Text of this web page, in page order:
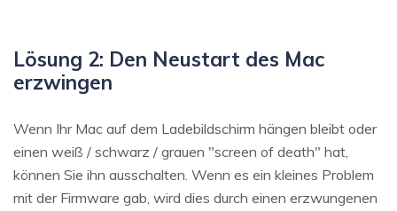
Lösung 2: Den Neustart des Mac
erzwingen
Wenn Ihr Mac auf dem Ladebildschirm hängen bleibt oder
einen weiß / schwarz / grauen "screen of death" hat,
können Sie ihn ausschalten. Wenn es ein kleines Problem
mit der Firmware gab, wird dies durch einen erzwungenen